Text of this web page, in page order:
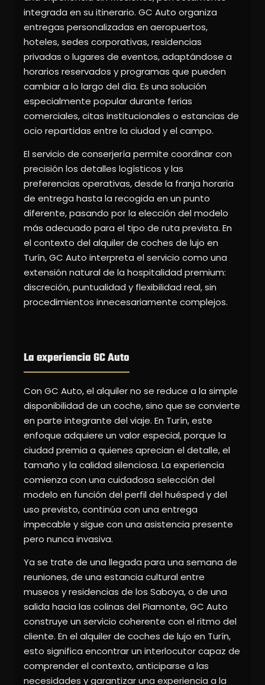
integrada en su itinerario. GC Auto organiza
entregas personalizadas en aeropuertos,
hoteles, sedes corporativas, residencias
privadas o lugares de eventos, adaptándose a
horarios reservados y programas que pueden
cambiar a lo largo del día. Es una solución
especialmente popular durante ferias
comerciales, citas institucionales o estancias de
ocio repartidas entre la ciudad y el campo.
El servicio de conserjería permite coordinar con
precisión los detalles logísticos y las
preferencias operativas, desde la franja horaria
de entrega hasta la recogida en un punto
diferente, pasando por la elección del modelo
más adecuado para el tipo de ruta prevista. En
el contexto del alquiler de coches de lujo en
Turín, GC Auto interpreta el servicio como una
extensión natural de la hospitalidad premium:
discreción, puntualidad y flexibilidad real, sin
procedimientos innecesariamente complejos.
La experiencia GC Auto
Con GC Auto, el alquiler no se reduce a la simple
disponibilidad de un coche, sino que se convierte
en parte integrante del viaje. En Turín, este
enfoque adquiere un valor especial, porque la
ciudad premia a quienes aprecian el detalle, el
tamaño y la calidad silenciosa. La experiencia
comienza con una cuidadosa selección del
modelo en función del perfil del huésped y del
uso previsto, continúa con una entrega
impecable y sigue con una asistencia presente
pero nunca invasiva.
Ya se trate de una llegada para una semana de
reuniones, de una estancia cultural entre
museos y residencias de los Saboya, o de una
salida hacia las colinas del Piamonte, GC Auto
construye un servicio coherente con el ritmo del
cliente. En el alquiler de coches de lujo en Turín,
esto significa encontrar un interlocutor capaz de
comprender el contexto, anticiparse a las
necesidades y garantizar una experiencia a la